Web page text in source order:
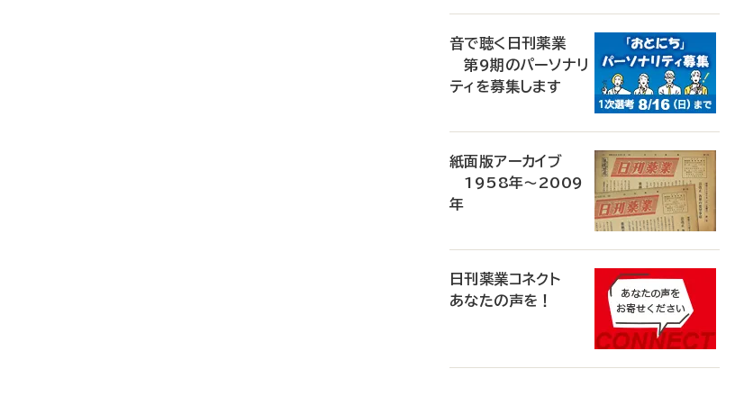
音で聴く日刊薬業
第9期のパーソナリ
ティを募集します
紙面版アーカイブ
1958年～2009
年
日刊薬業コネクト
あなたの声を！